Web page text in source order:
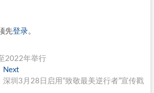
先登录。
2022年举行
NextNext
post:
深圳3月28日启用“致敬最美逆行者”宣传戳